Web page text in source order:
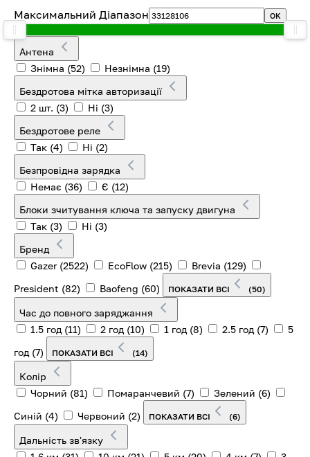
Максимальний Діапазон OK
Антена
Знімна (52) Незнімна (19)
Бездротова мітка авторизації
2 шт. (3) Ні (3)
Бездротове реле
Так (4) Ні (2)
Безпровідна зарядка
Немає (36) Є (12)
Блоки зчитування ключа та запуску двигуна
Так (3) Ні (3)
Бренд
Gazer (2522) EcoFlow (215) Brevia (129)
President (82) Baofeng (60) ПОКАЗАТИ ВСІ (50)
Час до повного заряджання
1.5 год (11) 2 год (10) 1 год (8) 2.5 год (7)
5
год (7) ПОКАЗАТИ ВСІ (14)
Колір
Чорний (81) Помаранчевий (7) Зелений (6)
Синій (4) Червоний (2) ПОКАЗАТИ ВСІ (6)
Дальність зв'язку